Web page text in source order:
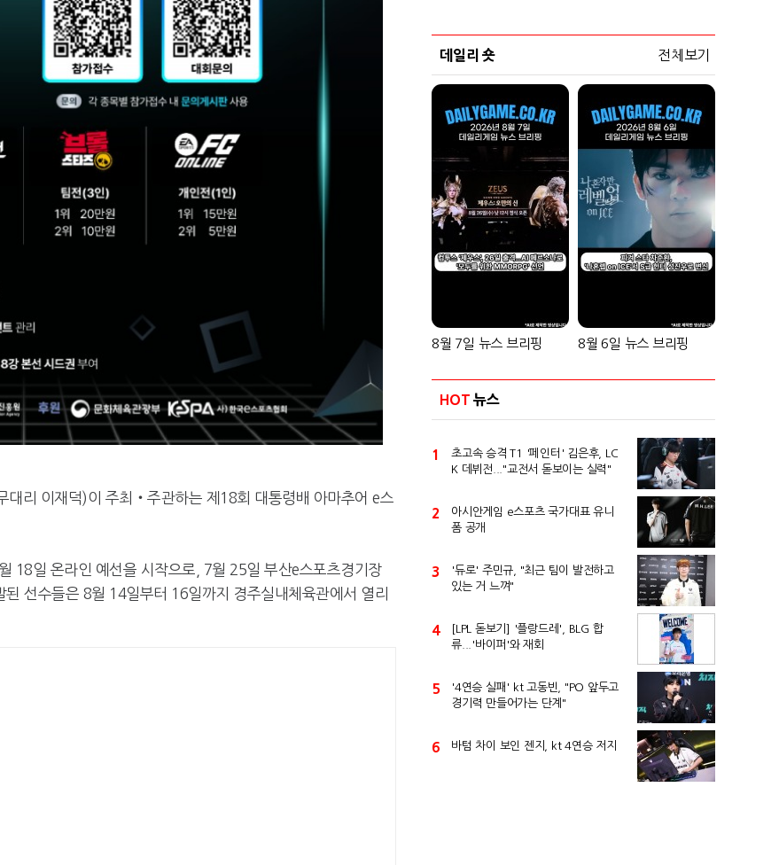
대리 이재덕)이 주최‧주관하는 제18회 대통령배 아마추어 e스
18일 온라인 예선을 시작으로, 7월 25일 부산e스포츠경기장
선수들은 8월 14일부터 16일까지 경주실내체육관에서 열리
데일리 숏 전체보기
8월 7일 뉴스 브리핑 8월 6일 뉴스 브리핑
HOT 뉴스
1
초고속 승격 T1 '페인터' 김은후, LC
K 데뷔전..."교전서 돋보이는 실력"
2
아시안게임 e스포츠 국가대표 유니
폼 공개
3
'듀로' 주민규, "최근 팀이 발전하고
있는 거 느껴"
4
[LPL 돋보기] '플랑드레', BLG 합
류...'바이퍼'와 재회
5
'4연승 실패' kt 고동빈, "PO 앞두고
경기력 만들어가는 단계"
6 바텀 차이 보인 젠지, kt 4연승 저지